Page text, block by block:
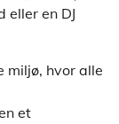
eller en DJ
miljø, hvor alle
et